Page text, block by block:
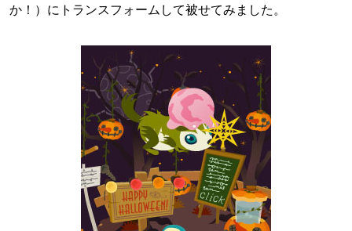
か！）にトランスフォームして被せてみました。